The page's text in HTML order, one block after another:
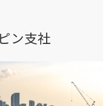
ン支社